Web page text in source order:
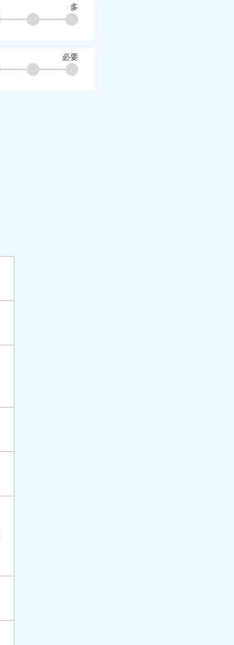
多
必要